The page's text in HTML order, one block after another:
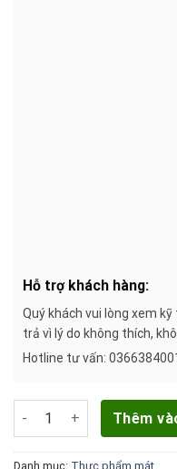
Hỗ trợ khách hàng:
Quý khách vui lòng xem
trả vì lý do không thích,
Hotline tư vấn:
Lê Singo nhập khẩu
Thêm
Danh mục: Thực phẩm mát